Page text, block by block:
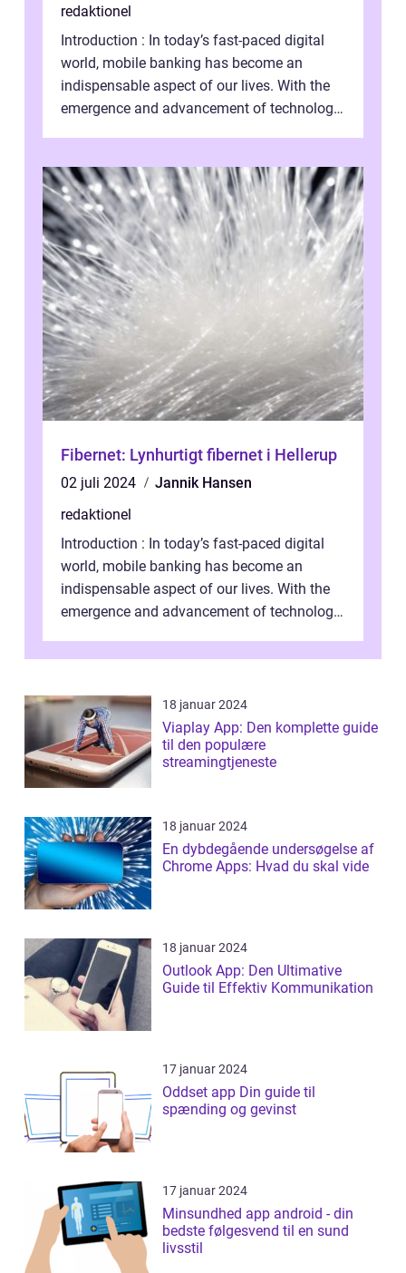
redaktionel
Introduction : In today’s fast-paced digital
world, mobile banking has become an
indispensable aspect of our lives. With the
emergence and advancement of technology,
Fibernet: Lynhurtigt fibernet i Hellerup
02 juli 2024
Jannik Hansen
redaktionel
Introduction : In today’s fast-paced digital
world, mobile banking has become an
indispensable aspect of our lives. With the
emergence and advancement of technology,
18 januar 2024
Viaplay App: Den komplette guide
til den populære
streamingtjeneste
18 januar 2024
En dybdegående undersøgelse af
Chrome Apps: Hvad du skal vide
18 januar 2024
Outlook App: Den Ultimative
Guide til Effektiv Kommunikation
17 januar 2024
Oddset app Din guide til
spænding og gevinst
17 januar 2024
Minsundhed app android - din
bedste følgesvend til en sund
livsstil